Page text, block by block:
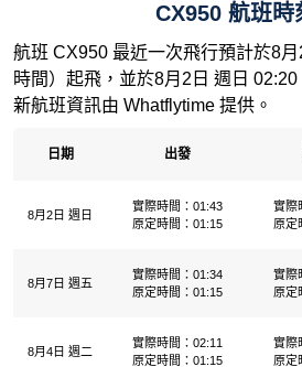
CX950 航班時
航班 CX950 最近一次飛行預計於8
時間）起飛，並於8月2日 週日
新航班資訊由 Whatflytime 提供。
日期 出發
8月2日 週日
實際時間：01:43
原定時間：01:15
實際
原定
8月7日 週五
實際時間：01:34
原定時間：01:15
實際
原定
8月4日 週二
實際時間：02:11
原定時間：01:15
實際
原定